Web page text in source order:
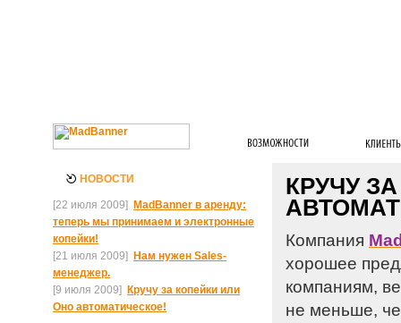
НОВОСТИ
[22 июля 2009]
MadBanner в аренду:
теперь мы принимаем и электронные
копейки!
[21 июля 2009]
Нам нужен Sales-
менеджер.
[9 июля 2009]
Кручу за копейки или
Оно автоматическое!
КРУЧУ
Компания
хорошее
компаниям,
не меньше,